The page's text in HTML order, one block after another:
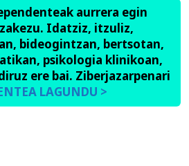
aurrera egin
Idatziz, itzuliz,
bideogintzan, bertsotan,
psikologia klinikoan,
ere bai. Ziberjazarpenari
LAGUNDU >